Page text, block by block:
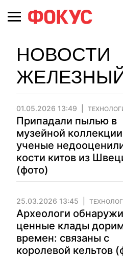
НОВОСТИ
01.05.2026 13:49
Припадали пылью в
музейной
ученые
кости китов из
(фото)
25.03.2026 13:45
Археологи
ценные клады
времен: связаны с
королевой кельтов